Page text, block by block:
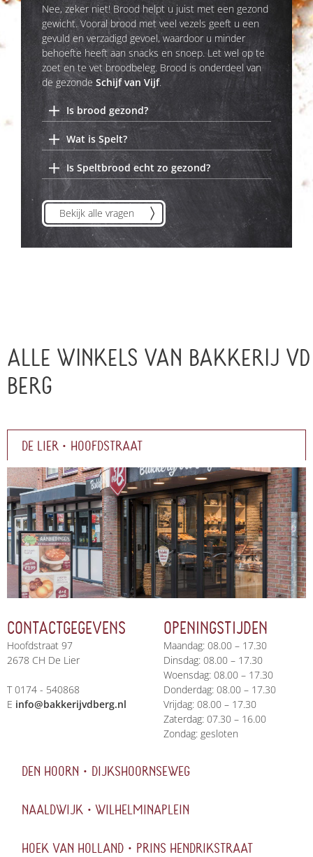
Nee, zeker niet! Brood helpt u juist met een gezond
gewicht. Vooral brood met veel vezels geeft u een
gevuld en verzadigd gevoel, waardoor u minder
behoefte heeft aan snacks en snoep. Let wel op te
zoet en te vet broodbeleg. Brood is onderdeel van
de gezonde Schijf van Vijf.
Is brood gezond?
Wat is Spelt?
Is Speltbrood echt zo gezond?
Bekijk alle vragen
ALLE WINKELS VAN BAKKERIJ VD
BERG
DE LIER • HOOFDSTRAAT
CONTACTGEGEVENS
Hoofdstraat 97
2678 CH De Lier
T 0174 - 540868
E info@bakkerijvdberg.nl
OPENINGSTIJDEN
Maandag: 08.00 – 17.30
Dinsdag: 08.00 – 17.30
Woensdag: 08.00 – 17.30
Donderdag: 08.00 – 17.30
Vrijdag: 08.00 – 17.30
Zaterdag: 07.30 – 16.00
Zondag: gesloten
DEN HOORN • DIJKSHOORNSEWEG
NAALDWIJK • WILHELMINAPLEIN
HOEK VAN HOLLAND • PRINS HENDRIKSTRAAT